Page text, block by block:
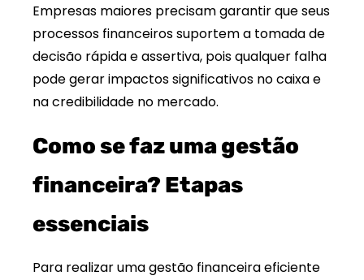
Empresas maiores precisam garantir que seus
processos financeiros suportem a tomada de
decisão rápida e assertiva, pois qualquer falha
pode gerar impactos significativos no caixa e
na credibilidade no mercado.
Como se faz uma gestão
financeira? Etapas
essenciais
Para realizar uma gestão financeira eficiente